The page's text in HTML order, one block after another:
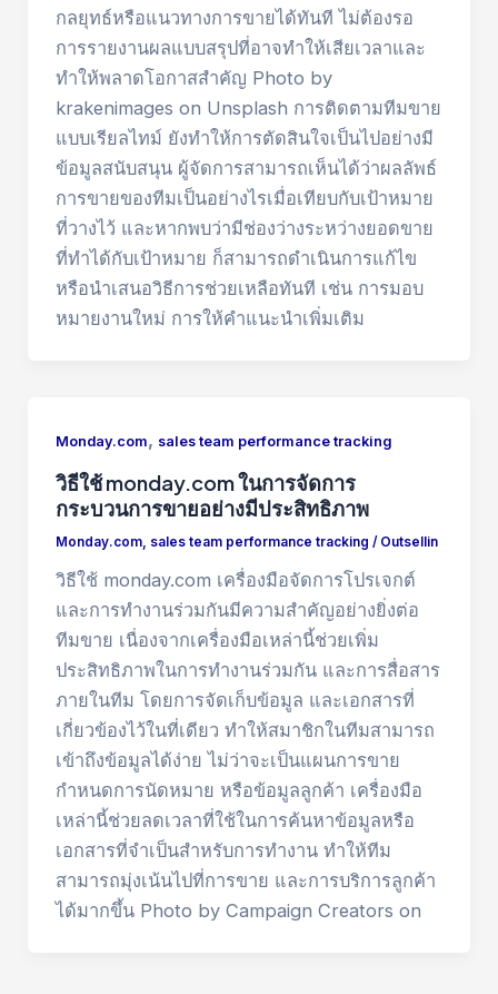
กลยุทธ์หรือแนวทางการขายได้ทันที ไม่ต้องรอ
การรายงานผลแบบสรุปที่อาจทำให้เสียเวลาและ
ทำให้พลาดโอกาสสำคัญ Photo by
krakenimages on Unsplash การติดตามทีมขาย
แบบเรียลไทม์ ยังทำให้การตัดสินใจเป็นไปอย่างมี
ข้อมูลสนับสนุน ผู้จัดการสามารถเห็นได้ว่าผลลัพธ์
การขายของทีมเป็นอย่างไรเมื่อเทียบกับเป้าหมาย
ที่วางไว้ และหากพบว่ามีช่องว่างระหว่างยอดขาย
ที่ทำได้กับเป้าหมาย ก็สามารถดำเนินการแก้ไข
หรือนำเสนอวิธีการช่วยเหลือทันที เช่น การมอบ
หมายงานใหม่ การให้คำแนะนำเพิ่มเติม
Monday.com, sales team performance tracking
วิธีใช้ monday.com ในการจัดการ
กระบวนการขายอย่างมีประสิทธิภาพ
Monday.com, sales team performance tracking / Outsellin
วิธีใช้ monday.com เครื่องมือจัดการโปรเจกต์
และการทำงานร่วมกันมีความสำคัญอย่างยิ่งต่อ
ทีมขาย เนื่องจากเครื่องมือเหล่านี้ช่วยเพิ่ม
ประสิทธิภาพในการทำงานร่วมกัน และการสื่อสาร
ภายในทีม โดยการจัดเก็บข้อมูล และเอกสารที่
เกี่ยวข้องไว้ในที่เดียว ทำให้สมาชิกในทีมสามารถ
เข้าถึงข้อมูลได้ง่าย ไม่ว่าจะเป็นแผนการขาย
กำหนดการนัดหมาย หรือข้อมูลลูกค้า เครื่องมือ
เหล่านี้ช่วยลดเวลาที่ใช้ในการค้นหาข้อมูลหรือ
เอกสารที่จำเป็นสำหรับการทำงาน ทำให้ทีม
สามารถมุ่งเน้นไปที่การขาย และการบริการลูกค้า
ได้มากขึ้น Photo by Campaign Creators on